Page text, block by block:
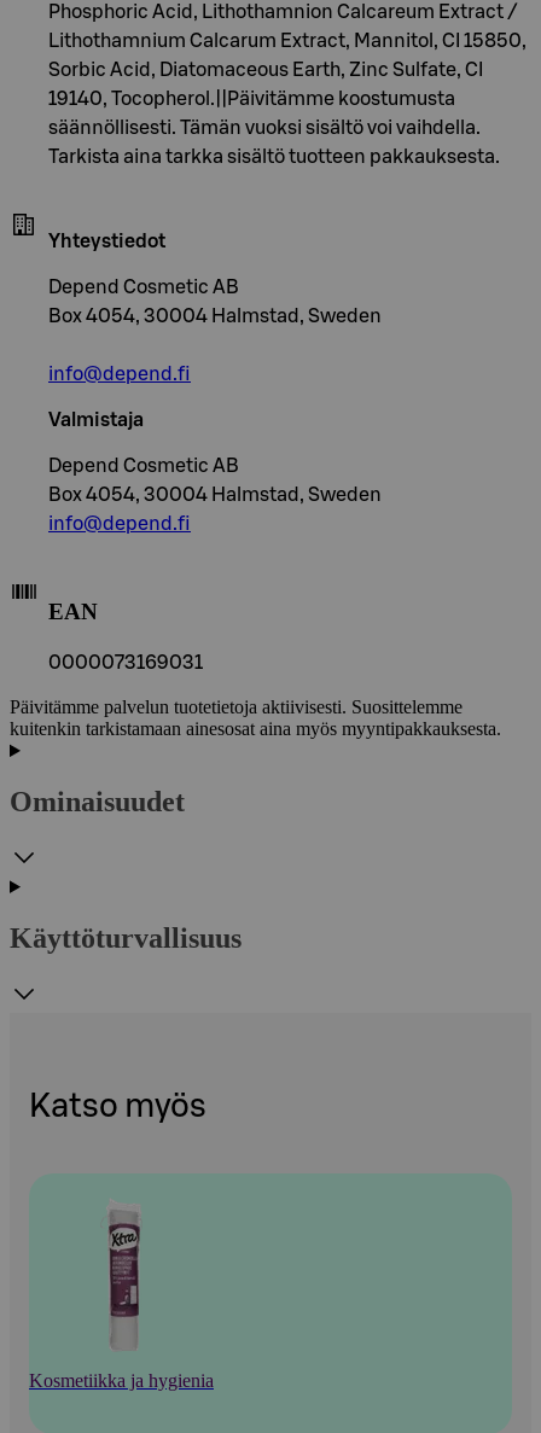
Phosphoric Acid, Lithothamnion Calcareum Extract /
Lithothamnium Calcarum Extract, Mannitol, CI 15850,
Sorbic Acid, Diatomaceous Earth, Zinc Sulfate, CI
19140, Tocopherol.||Päivitämme koostumusta
säännöllisesti. Tämän vuoksi sisältö voi vaihdella.
Tarkista aina tarkka sisältö tuotteen pakkauksesta.
Yhteystiedot
Depend Cosmetic AB
Box 4054, 30004 Halmstad, Sweden
info@depend.fi
Valmistaja
Depend Cosmetic AB
Box 4054, 30004 Halmstad, Sweden
info@depend.fi
EAN
0000073169031
Päivitämme palvelun tuotetietoja aktiivisesti. Suosittelemme
kuitenkin tarkistamaan ainesosat aina myös myyntipakkauksesta.
Ominaisuudet
Käyttöturvallisuus
Katso myös
Kosmetiikka ja hygienia